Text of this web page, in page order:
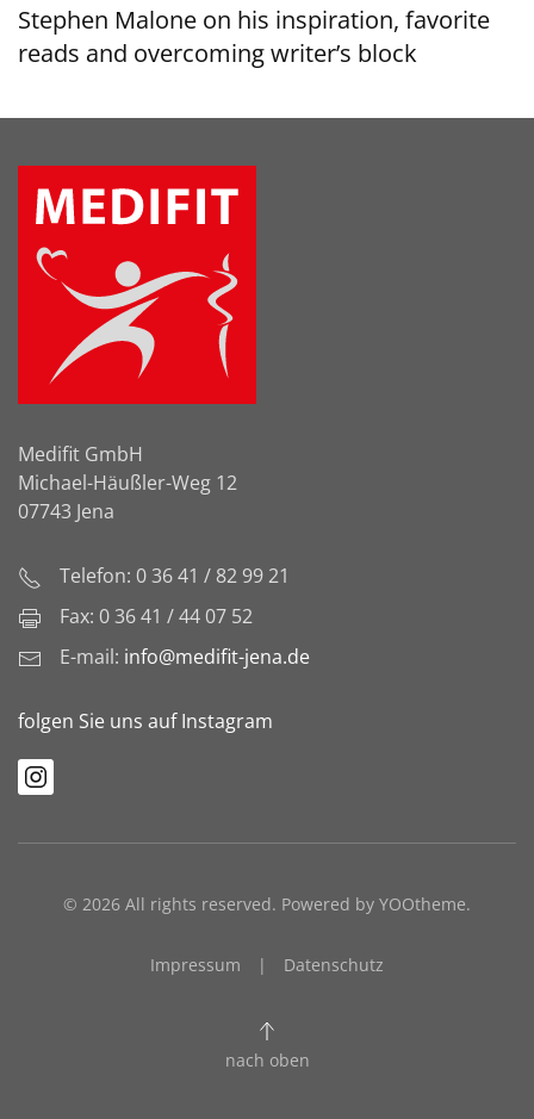
Stephen Malone on his inspiration, favorite
reads and overcoming writer’s block
Medifit GmbH
Michael-Häußler-Weg 12
07743 Jena
Telefon: 0 36 41 / 82 99 21
Fax: 0 36 41 / 44 07 52
E-mail: info@medifit-jena.de
folgen Sie uns auf Instagram
© 2026 All rights reserved. Powered by YOOtheme.
Impressum | Datenschutz
nach oben